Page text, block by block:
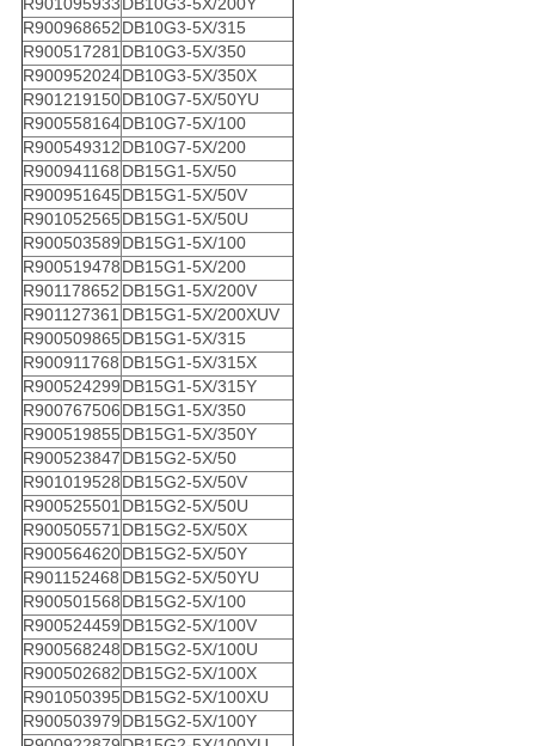
R901095933 DB10G3-5X/200Y
R900968652DB10G3-5X/315
R900517281DB10G3-5X/350
R900952024DB10G3-5X/350X
R901219150DB10G7-5X/50YU
R900558164DB10G7-5X/100
R900549312DB10G7-5X/200
R900941168 DB15G1-5X/50
R900951645DB15G1-5X/50V
R901052565DB15G1-5X/50U
R900503589DB15G1-5X/100
R900519478DB15G1-5X/200
R901178652 DB15G1-5X/200V
R901127361 DB15G1-5X/200XUV
R900509865DB15G1-5X/315
R900911768 DB15G1-5X/315X
R900524299DB15G1-5X/315Y
R900767506DB15G1-5X/350
R900519855DB15G1-5X/350Y
R900523847DB15G2-5X/50
R901019528DB15G2-5X/50V
R900525501DB15G2-5X/50U
R900505571DB15G2-5X/50X
R900564620DB15G2-5X/50Y
R901152468 DB15G2-5X/50YU
R900501568DB15G2-5X/100
R900524459DB15G2-5X/100V
R900568248DB15G2-5X/100U
R900502682DB15G2-5X/100X
R901050395DB15G2-5X/100XU
R900503979DB15G2-5X/100Y